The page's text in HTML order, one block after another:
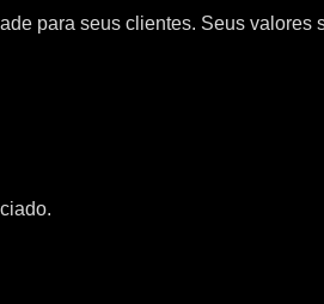
para seus clientes. Seus valores